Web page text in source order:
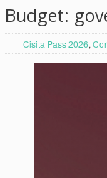
Budget:
Cisita Pass 2026,